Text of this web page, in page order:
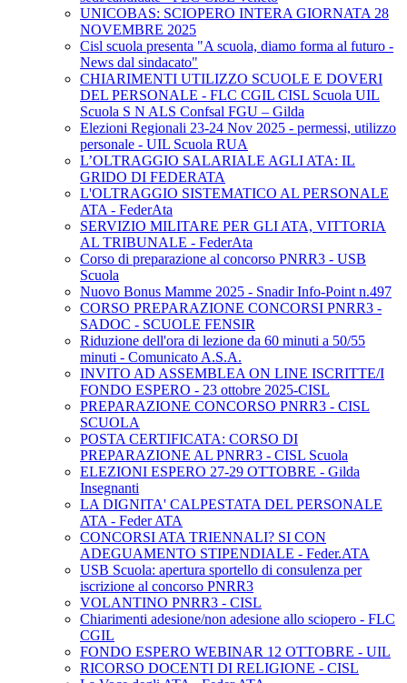
UNICOBAS: SCIOPERO INTERA GIORNATA 28
NOVEMBRE 2025
Cisl scuola presenta "A scuola, diamo forma al futuro -
News dal sindacato"
CHIARIMENTI UTILIZZO SCUOLE E DOVERI
DEL PERSONALE - FLC CGIL CISL Scuola UIL
Scuola S N ALS Confsal FGU – Gilda
Elezioni Regionali 23-24 Nov 2025 - permessi, utilizzo
personale - UIL Scuola RUA
L’OLTRAGGIO SALARIALE AGLI ATA: IL
GRIDO DI FEDERATA
L'OLTRAGGIO SISTEMATICO AL PERSONALE
ATA - FederAta
SERVIZIO MILITARE PER GLI ATA, VITTORIA
AL TRIBUNALE - FederAta
Corso di preparazione al concorso PNRR3 - USB
Scuola
Nuovo Bonus Mamme 2025 - Snadir Info-Point n.497
CORSO PREPARAZIONE CONCORSI PNRR3 -
SADOC - SCUOLE FENSIR
Riduzione dell'ora di lezione da 60 minuti a 50/55
minuti - Comunicato A.S.A.
INVITO AD ASSEMBLEA ON LINE ISCRITTE/I
FONDO ESPERO - 23 ottobre 2025-CISL
PREPARAZIONE CONCORSO PNRR3 - CISL
SCUOLA
POSTA CERTIFICATA: CORSO DI
PREPARAZIONE AL PNRR3 - CISL Scuola
ELEZIONI ESPERO 27-29 OTTOBRE - Gilda
Insegnanti
LA DIGNITA' CALPESTATA DEL PERSONALE
ATA - Feder ATA
CONCORSI ATA TRIENNALI? SI CON
ADEGUAMENTO STIPENDIALE - Feder.ATA
USB Scuola: apertura sportello di consulenza per
iscrizione al concorso PNRR3
VOLANTINO PNRR3 - CISL
Chiarimenti adesione/non adesione allo sciopero - FLC
CGIL
FONDO ESPERO WEBINAR 12 OTTOBRE - UIL
RICORSO DOCENTI DI RELIGIONE - CISL